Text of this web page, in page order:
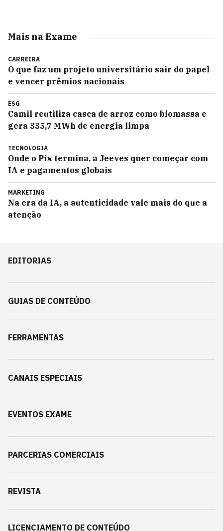
Mais na Exame
CARREIRA
O que faz um projeto universitário sair do papel
e vencer prêmios nacionais
ESG
Camil reutiliza casca de arroz como biomassa e
gera 335,7 MWh de energia limpa
TECNOLOGIA
Onde o Pix termina, a Jeeves quer começar com
IA e pagamentos globais
MARKETING
Na era da IA, a autenticidade vale mais do que a
atenção
EDITORIAS
GUIAS DE CONTEÚDO
FERRAMENTAS
CANAIS ESPECIAIS
EVENTOS EXAME
PARCERIAS COMERCIAIS
REVISTA
LICENCIAMENTO DE CONTEÚDO